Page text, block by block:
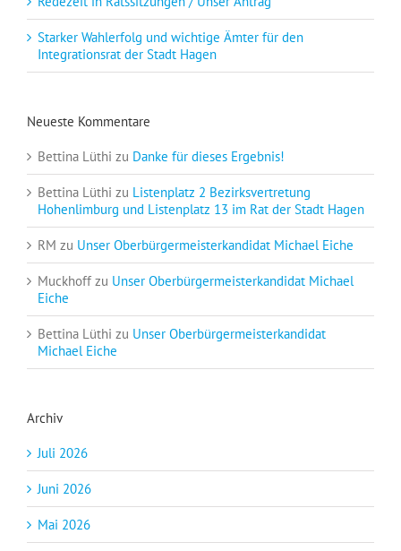
Starker Wahlerfolg und wichtige Ämter für den
Integrationsrat der Stadt Hagen
Neueste Kommentare
Bettina Lüthi zu Danke für dieses Ergebnis!
Bettina Lüthi zu Listenplatz 2 Bezirksvertretung
Hohenlimburg und Listenplatz 13 im Rat der Stadt Hagen
RM zu Unser Oberbürgermeisterkandidat Michael Eiche
Muckhoff zu Unser Oberbürgermeisterkandidat Michael
Eiche
Bettina Lüthi zu Unser Oberbürgermeisterkandidat
Michael Eiche
Archiv
Juli 2026
Juni 2026
Mai 2026